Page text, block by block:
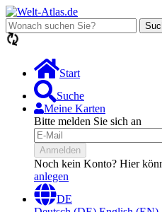
Start
Suche
Meine Karten
Bitte melden Sie sich an
Anmelden
Noch kein Konto? Hier
anlegen
DE